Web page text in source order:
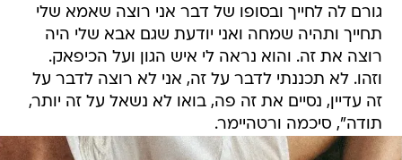
גורם לה לחייך ובסופו של דבר אני רוצה שאמא שלי
תחייך ותהיה שמחה ואני יודעת שגם אבא שלי היה
רוצה את זה. והוא נראה לי איש הגון ועל הכיפאק.
וזהו. לא תכננתי לדבר על זה, אני לא רוצה לדבר על
זה עדיין, נסיים את זה פה, בואו לא נשאל על זה יותר,
תודה", סיכמה ורטהיימר.